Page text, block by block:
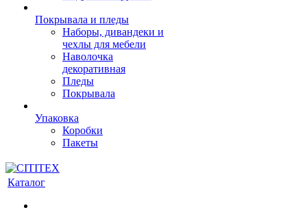
Покрывала и пледы
Наборы, дивандеки и
чехлы для мебели
Наволочка
декоративная
Пледы
Покрывала
Упаковка
Коробки
Пакеты
Каталог